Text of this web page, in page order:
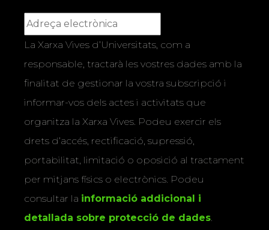
La Xarxa Vives d’Universitats, com a
responsable, tractarà les vostres dades amb la
finalitat de gestionar la vostra subscripció i
informar-vos dels actes i activitats que
organitza la Xarxa Vives. Podeu exercir els
drets d’accés, rectificació, supressió,
portabilitat, limitació o oposició al tractament
per mitjans físics o electrònics. Podeu
consultar la informació addicional i
detallada sobre protecció de dades.